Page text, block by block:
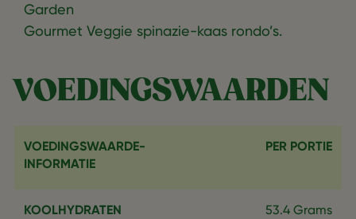
Garden
Gourmet Veggie spinazie-kaas rondo’s.
VOEDINGSWAARDEN
VOEDINGSWAARDE-
INFORMATIE
PER PORTIE
KOOLHYDRATEN 53.4 Grams